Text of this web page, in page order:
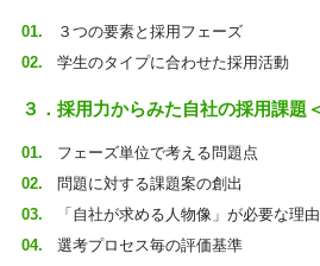
３つの要素と採用フェーズ
学生のタイプに合わせた採用活動
３．採用力からみた自社の採用課題
フェーズ単位で考える問題点
問題に対する課題案の創出
「自社が求める人物像」が必要な理由
選考プロセス毎の評価基準